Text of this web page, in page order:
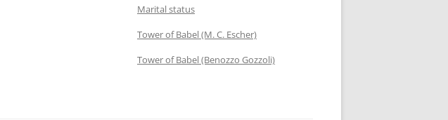
Marital status
Tower of Babel (M. C. Escher)
Tower of Babel (Benozzo Gozzoli)